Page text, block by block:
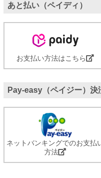
あと払い（ペイディ）
お支払い方法はこちら
Pay-easy（ペイジー）決
ネットバンキングでのお支払
方法